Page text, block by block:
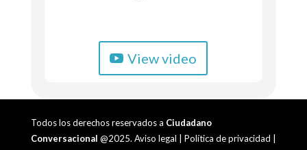
View video
Todos los derechos reservados a Ciudadano
Conversacional @2025. Aviso legal Política de privacidad